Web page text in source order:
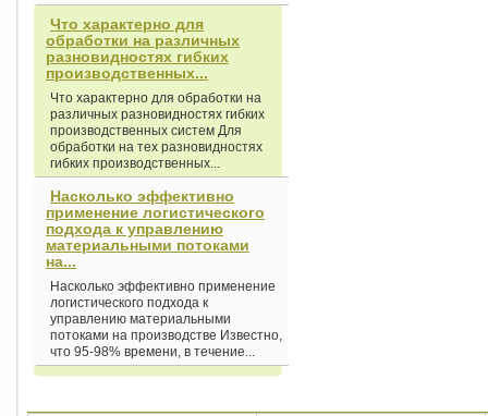
Что характерно для
обработки на различных
разновидностях гибких
производственных...
Что характерно для обработки на
различных разновидностях гибких
производственных систем Для
обработки на тех разновидностях
гибких производственных...
Насколько эффективно
применение логистического
подхода к управлению
материальными потоками
на...
Насколько эффективно применение
логистического подхода к
управлению материальными
потоками на производстве Известно,
что 95-98% времени, в течение...